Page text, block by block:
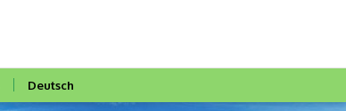
Deutsch